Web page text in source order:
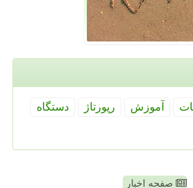
آموزش رپورتاژ
دستگاه
صفحه اخبار